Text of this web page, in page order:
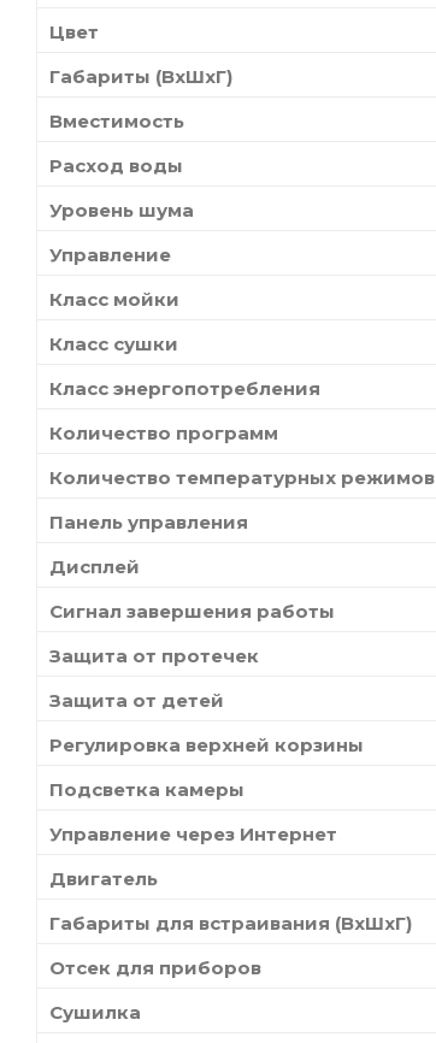
Цвет
Габариты (ВхШхГ)
Вместимость
Расход воды
Уровень шума
Управление
Класс мойки
Класс сушки
Класс энергопотребления
Количество программ
Количество температурных режимов
Панель управления
Дисплей
Сигнал завершения работы
Защита от протечек
Защита от детей
Регулировка верхней корзины
Подсветка камеры
Управление через Интернет
Двигатель
Габариты для встраивания (ВхШхГ)
Отсек для приборов
Сушилка